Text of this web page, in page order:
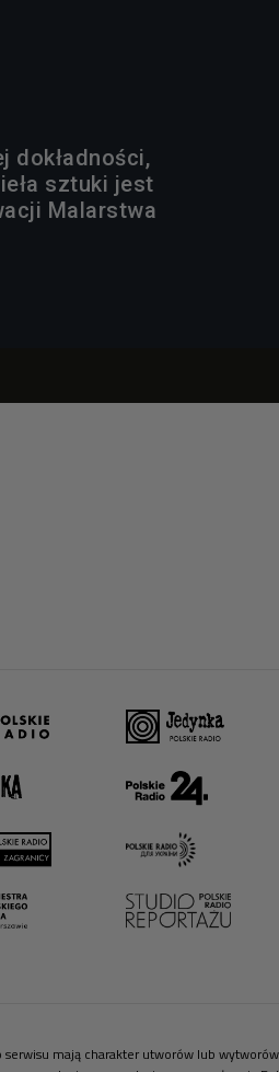
dokładności,
sztuki jest
Malarstwa
mają charakter utworów lub